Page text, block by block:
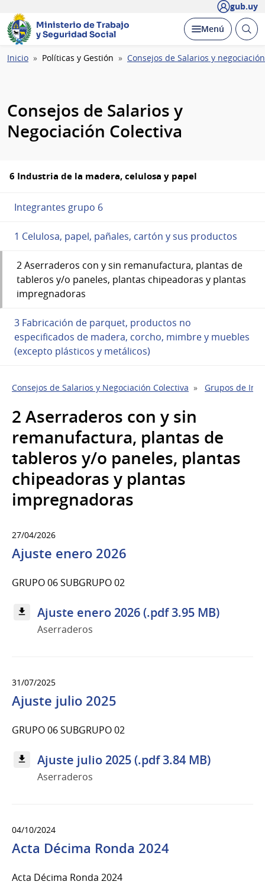
gub.uy
Ministerio de Trabajo
y Seguridad Social
Desplegar
Menú Abrir
Ruta
Inicio Políticas y Gestión Consejos de Salarios y
Consejos de Salarios y
Negociación Colectiva
6 Industria de la madera, celulosa y papel
Integrantes grupo 6
1 Celulosa, papel, pañales, cartón y sus productos
2 Aserraderos con y sin remanufactura, plantas de
tableros y/o paneles, plantas chipeadoras y plantas
impregnadoras
3 Fabricación de parquet, productos no
especificados de madera, corcho, mimbre y muebles
(excepto plásticos y metálicos)
Consejos de Salarios y Negociación Colectiva Grupos de
2 Aserraderos con y sin
remanufactura, plantas de
tableros y/o paneles, plantas
chipeadoras y plantas
impregnadoras
27/04/2026
Ajuste enero 2026
GRUPO 06 SUBGRUPO 02
Ajuste enero 2026 (.pdf 3.95 MB)
Aserraderos
31/07/2025
Ajuste julio 2025
GRUPO 06 SUBGRUPO 02
Ajuste julio 2025 (.pdf 3.84 MB)
Aserraderos
04/10/2024
Acta Décima Ronda 2024
Acta Décima Ronda 2024